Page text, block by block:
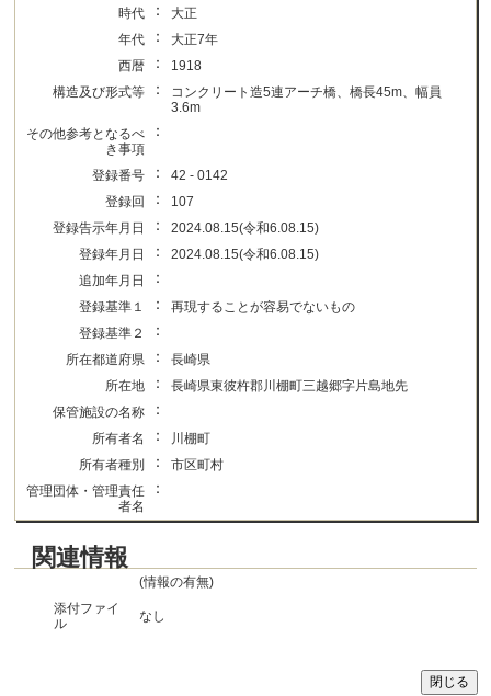
時代
：
大正
年代
：
大正7年
西暦
：
1918
構造及び形式等
：
コンクリート造5連アーチ橋、橋長45m、幅員
3.6m
その他参考となるべ
き事項
：
登録番号 ：
42 - 0142
登録回
：
107
登録告示年月日
：
2024.08.15(令和6.08.15)
登録年月日
：
2024.08.15(令和6.08.15)
追加年月日
：
登録基準１ ：
再現することが容易でないもの
登録基準２
：
所在都道府県 ：
長崎県
所在地
：
長崎県東彼杵郡川棚町三越郷字片島地先
保管施設の名称
：
所有者名 ：
川棚町
所有者種別
：
市区町村
管理団体・管理責任
者名
：
関連情報
(情報の有無)
添付ファイ
ル
なし